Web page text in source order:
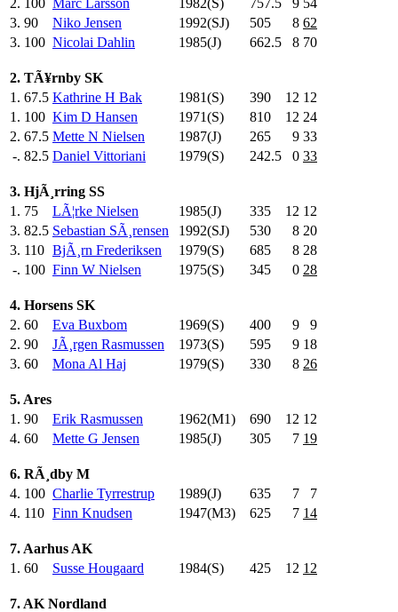
3. 90 Niko Jensen 1992(SJ) 505 8 62
3. 100 Nicolai Dahlin 1985(J) 662.5 8 70
2. TÃ¥rnby SK
1. 67.5 Kathrine H Bak 1981(S) 390 12 12
1. 100 Kim D Hansen 1971(S) 810 12 24
2. 67.5 Mette N Nielsen 1987(J) 265 9 33
-. 82.5 Daniel Vittoriani 1979(S) 242.5 0 33
3. HjÃ¸rring SS
1. 75 LÃ¦rke Nielsen 1985(J) 335 12 12
3. 82.5 Sebastian SÃ¸rensen 1992(SJ) 530 8 20
3. 110 BjÃ¸rn Frederiksen 1979(S) 685 8 28
-. 100 Finn W Nielsen 1975(S) 345 0 28
4. Horsens SK
2. 60 Eva Buxbom 1969(S) 400 9
9
2. 90 JÃ¸rgen Rasmussen 1973(S) 595 9 18
3. 60 Mona Al Haj 1979(S) 330 8 26
5. Ares
1. 90 Erik Rasmussen 1962(M1) 690 12 12
4. 60 Mette G Jensen 1985(J) 305 7 19
6. RÃ¸dby M
4. 100 Charlie Tyrrestrup 1989(J) 635 7
7
4. 110 Finn Knudsen 1947(M3) 625 7 14
7. Aarhus AK
1. 60 Susse Hougaard 1984(S) 425 12 12
7. AK Nordland